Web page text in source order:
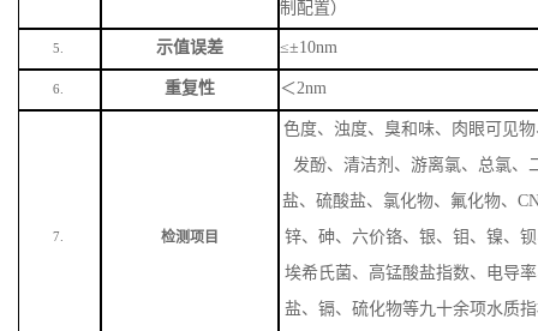
制配置）
5. 示值误差 ≤±10nm
6. 重复性 ＜2nm
7. 检测项目
色度、浊度、臭和味、肉眼可见物
发酚、清洁剂、游离氯、总氯、
盐、硫酸盐、氯化物、氟化物、
锌、砷、六价铬、银、钼、镍、
埃希氏菌、高锰酸盐指数、电导
盐、镉、硫化物等九十余项水质